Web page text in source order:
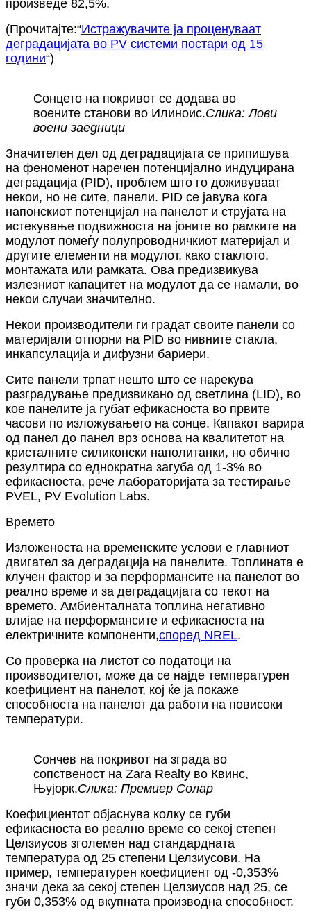
произведе 82,5%.
(Прочитајте:“Истражувачите ја проценуваат
деградацијата во PV системи постари од 15
години“)
Сонцето на покривот се додава во
воените станови во Илиноис.Слика: Лови
воени заедници
Значителен дел од деградацијата се припишува
на феноменот наречен потенцијално индуцирана
деградација (PID), проблем што го доживуваат
некои, но не сите, панели. PID се јавува кога
напонскиот потенцијал на панелот и струјата на
истекување подвижноста на јоните во рамките на
модулот помеѓу полупроводничкиот материјал и
другите елементи на модулот, како стаклото,
монтажата или рамката. Ова предизвикува
излезниот капацитет на модулот да се намали, во
некои случаи значително.
Некои производители ги градат своите панели со
материјали отпорни на PID во нивните стакла,
инкапсулација и дифузни бариери.
Сите панели трпат нешто што се нарекува
разградување предизвикано од светлина (LID), во
кое панелите ја губат ефикасноста во првите
часови по изложувањето на сонце. Капакот варира
од панел до панел врз основа на квалитетот на
кристалните силиконски наполитанки, но обично
резултира со еднократна загуба од 1-3% во
ефикасноста, рече лабораторијата за тестирање
PVEL, PV Evolution Labs.
Времето
Изложеноста на временските услови е главниот
двигател за деградација на панелите. Топлината е
клучен фактор и за перформансите на панелот во
реално време и за деградацијата со текот на
времето. Амбиенталната топлина негативно
влијае на перформансите и ефикасноста на
електричните компоненти,според NREL.
Со проверка на листот со податоци на
производителот, може да се најде температурен
коефициент на панелот, кој ќе ја покаже
способноста на панелот да работи на повисоки
температури.
Сончев на покривот на зграда во
сопственост на Zara Realty во Квинс,
Њујорк.Слика: Премиер Солар
Коефициентот објаснува колку се губи
ефикасноста во реално време со секој степен
Целзиусов зголемен над стандардната
температура од 25 степени Целзиусови. На
пример, температурен коефициент од -0,353%
значи дека за секој степен Целзиусов над 25, се
губи 0,353% од вкупната производна способност.